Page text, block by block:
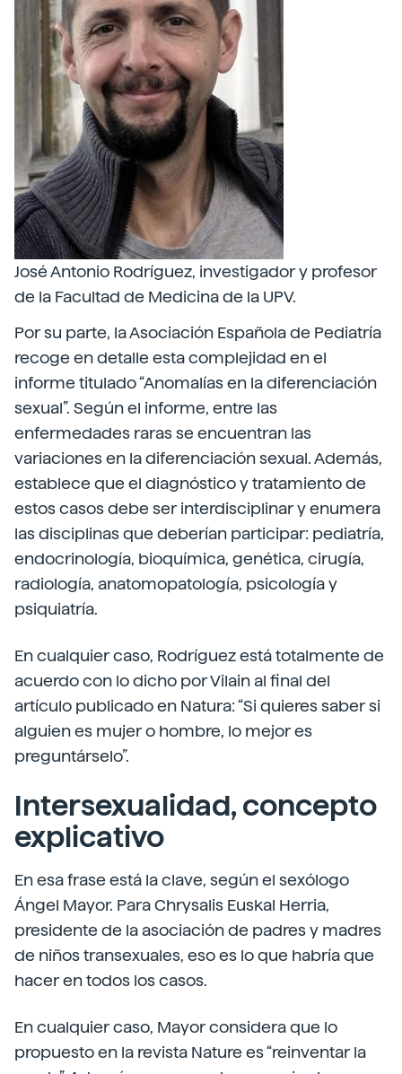
José Antonio Rodríguez, investigador y profesor
de la Facultad de Medicina de la UPV.
Por su parte, la Asociación Española de Pediatría
recoge en detalle esta complejidad en el
informe titulado “Anomalías en la diferenciación
sexual”. Según el informe, entre las
enfermedades raras se encuentran las
variaciones en la diferenciación sexual. Además,
establece que el diagnóstico y tratamiento de
estos casos debe ser interdisciplinar y enumera
las disciplinas que deberían participar: pediatría,
endocrinología, bioquímica, genética, cirugía,
radiología, anatomopatología, psicología y
psiquiatría.
En cualquier caso, Rodríguez está totalmente de
acuerdo con lo dicho por Vilain al final del
artículo publicado en Natura: “Si quieres saber si
alguien es mujer o hombre, lo mejor es
preguntárselo”.
Intersexualidad, concepto
explicativo
En esa frase está la clave, según el sexólogo
Ángel Mayor. Para Chrysalis Euskal Herria,
presidente de la asociación de padres y madres
de niños transexuales, eso es lo que habría que
hacer en todos los casos.
En cualquier caso, Mayor considera que lo
propuesto en la revista Nature es “reinventar la